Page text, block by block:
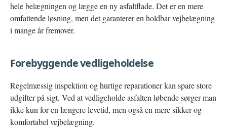
hele belægningen og lægge en ny asfaltflade. Det er en mere
omfattende løsning, men det garanterer en holdbar vejbelægning
i mange år fremover.
Forebyggende vedligeholdelse
Regelmæssig inspektion og hurtige reparationer kan spare store
udgifter på sigt. Ved at vedligeholde asfalten løbende sørger man
ikke kun for en længere levetid, men også en mere sikker og
komfortabel vejbelægning.